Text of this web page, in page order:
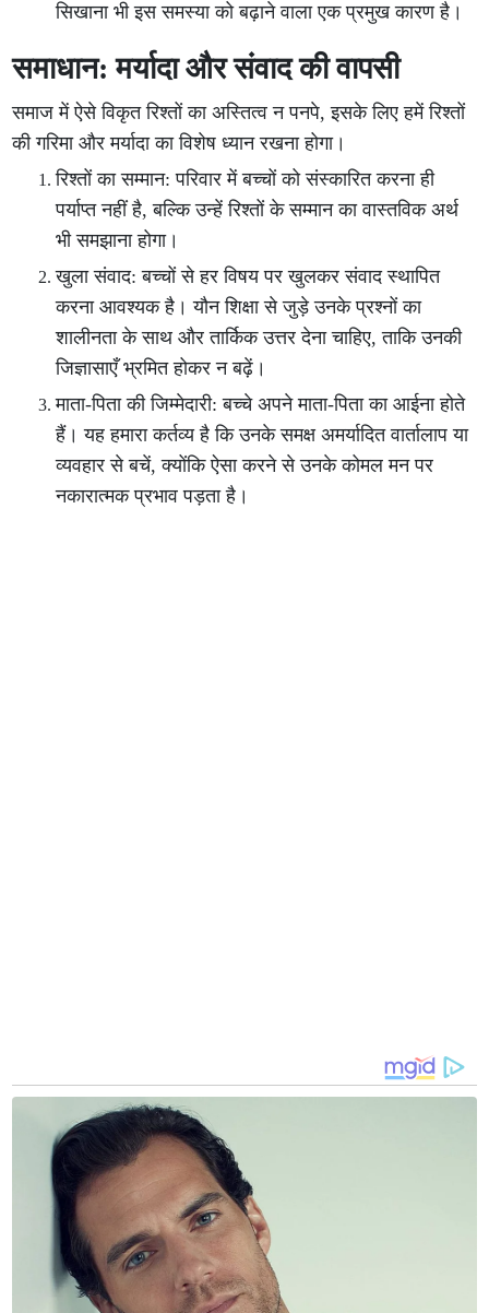
सिखाना भी इस समस्या को बढ़ाने वाला एक प्रमुख कारण है।
समाधान: मर्यादा और संवाद की वापसी
समाज में ऐसे विकृत रिश्तों का अस्तित्व न पनपे, इसके लिए हमें रिश्तों
की गरिमा और मर्यादा का विशेष ध्यान रखना होगा।
रिश्तों का सम्मान: परिवार में बच्चों को संस्कारित करना ही
पर्याप्त नहीं है, बल्कि उन्हें रिश्तों के सम्मान का वास्तविक अर्थ
भी समझाना होगा।
खुला संवाद: बच्चों से हर विषय पर खुलकर संवाद स्थापित
करना आवश्यक है। यौन शिक्षा से जुड़े उनके प्रश्नों का
शालीनता के साथ और तार्किक उत्तर देना चाहिए, ताकि उनकी
जिज्ञासाएँ भ्रमित होकर न बढ़ें।
माता-पिता की जिम्मेदारी: बच्चे अपने माता-पिता का आईना होते
हैं। यह हमारा कर्तव्य है कि उनके समक्ष अमर्यादित वार्तालाप या
व्यवहार से बचें, क्योंकि ऐसा करने से उनके कोमल मन पर
नकारात्मक प्रभाव पड़ता है।